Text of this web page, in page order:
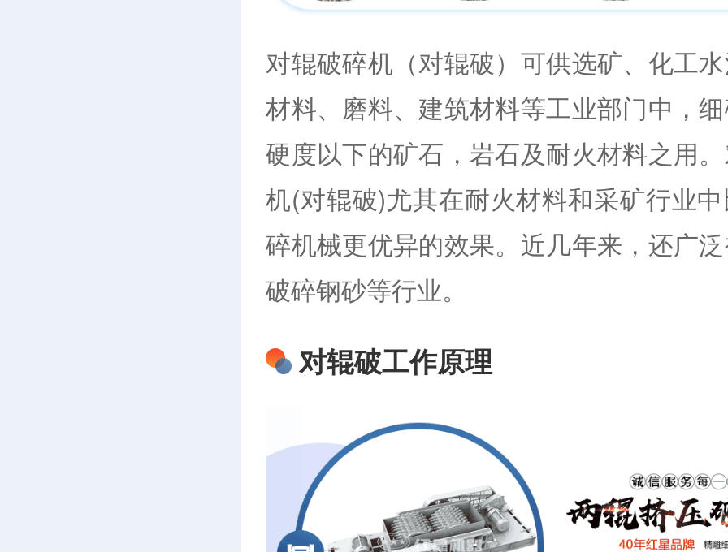
对辊破碎机（对辊破）可供选矿、化工
材料、磨料、建筑材料等工业部门中，
硬度以下的矿石，岩石及耐火材料之用
机(对辊破)尤其在耐火材料和采矿行业
碎机械更优异的效果。近几年来，还广
破碎钢砂等行业。
对辊破工作原理